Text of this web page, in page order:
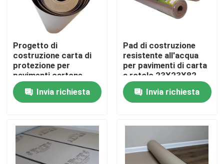
Contattici
Richieda una citazione
Pavimentazione della carta di protezione
Protezione del pavimento della carta kraft
Progetto di
costruzione carta di
protezione per
pavimenti cartone
pesante
Invia richiesta
Pad di costruzione
resistente all'acqua
per pavimenti di carta
a rotolo 23X23X82
Cm
Invia richiesta